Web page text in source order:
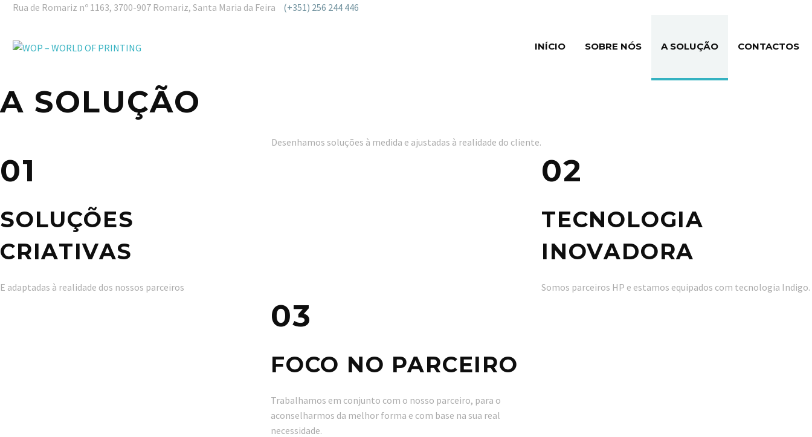
Rua de Romariz nº 1163, 3700-907 Romariz, Santa Maria da Feira (+351) 256 244 446
INÍCIO SOBRE NÓS A SOLUÇÃO CONTACTOS
A SOLUÇÃO
Desenhamos soluções à medida e ajustadas à realidade do cliente.
01
SOLUÇÕES
CRIATIVAS
E adaptadas à realidade dos nossos parceiros
02
TECNOLOGIA
INOVADORA
Somos parceiros HP e estamos equipados com tecnologia Indigo.
03
FOCO NO PARCEIRO
Trabalhamos em conjunto com o nosso parceiro, para o
aconselharmos da melhor forma e com base na sua real
necessidade.